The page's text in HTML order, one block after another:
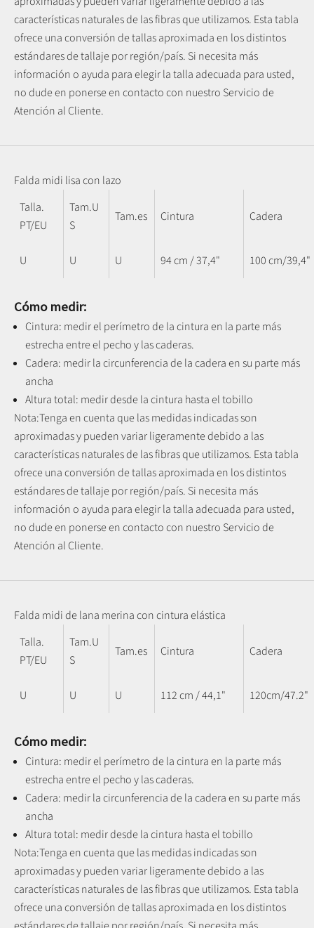
características naturales de las fibras que utilizamos. Esta tabla
ofrece una conversión de tallas aproximada en los distintos
estándares de tallaje por región/país. Si necesita más
información o ayuda para elegir la talla adecuada para usted,
no dude en ponerse en contacto con nuestro Servicio de
Atención al Cliente.
Falda midi lisa con lazo
Talla.
PT/EU
Tam.U
S
Tam.es Cintura Cadera
U U U 94 cm / 37,4" 100 cm/39,4"
Cómo medir:
Cintura: medir el perímetro de la cintura en la parte más
estrecha entre el pecho y las caderas.
Cadera: medir la circunferencia de la cadera en su parte más
ancha
Altura total: medir desde la cintura hasta el tobillo
Nota:Tenga en cuenta que las medidas indicadas son
aproximadas y pueden variar ligeramente debido a las
características naturales de las fibras que utilizamos. Esta tabla
ofrece una conversión de tallas aproximada en los distintos
estándares de tallaje por región/país. Si necesita más
información o ayuda para elegir la talla adecuada para usted,
no dude en ponerse en contacto con nuestro Servicio de
Atención al Cliente.
Falda midi de lana merina con cintura elástica
Talla.
PT/EU
Tam.U
S
Tam.es Cintura Cadera
U U U 112 cm / 44,1" 120cm/47.2"
Cómo medir:
Cintura: medir el perímetro de la cintura en la parte más
estrecha entre el pecho y las caderas.
Cadera: medir la circunferencia de la cadera en su parte más
ancha
Altura total: medir desde la cintura hasta el tobillo
Nota:Tenga en cuenta que las medidas indicadas son
aproximadas y pueden variar ligeramente debido a las
características naturales de las fibras que utilizamos. Esta tabla
ofrece una conversión de tallas aproximada en los distintos